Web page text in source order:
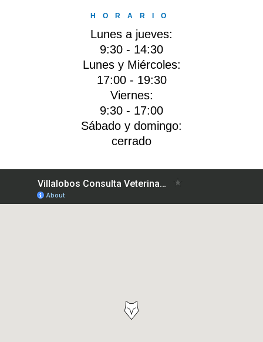
HORARIO
Lunes a jueves:
9:30 - 14:30
Lunes y Miércoles:
17:00 - 19:30
Viernes:
9:30 - 17:00
Sábado y domingo:
cerrado